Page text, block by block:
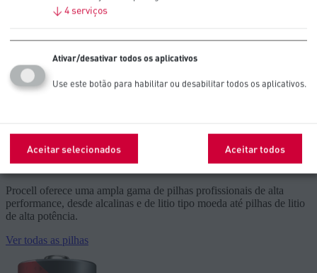
Segurança e proteção
Socorristas
Explorar todas as pilhas Procell
Procell oferece uma ampla gama de pilhas profissionais de alta
performance, desde alcalinas e de litio tipo moeda até pilhas de litio
de alta potência.
Ver todas as pilhas
↓ 4 serviços
Ativar/desativar todos os aplicativos
Use este botão para habilitar ou desabilitar todos os aplicativos.
Aceitar selecionados Aceitar todos